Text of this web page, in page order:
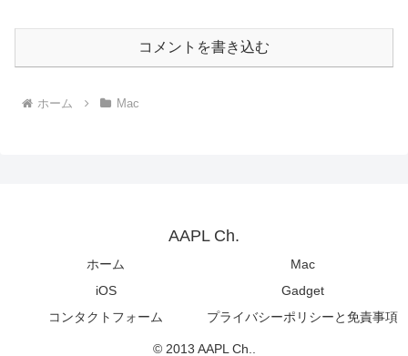
コメントを書き込む
ホーム Mac
AAPL Ch.
ホーム
Mac
iOS
Gadget
コンタクトフォーム
プライバシーポリシーと免責事項
© 2013 AAPL Ch..